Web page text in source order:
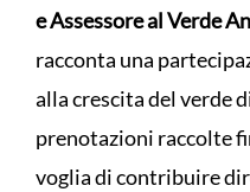
e Assessore al Verde
racconta una
alla crescita del verde
prenotazioni raccolte
voglia di contribuire